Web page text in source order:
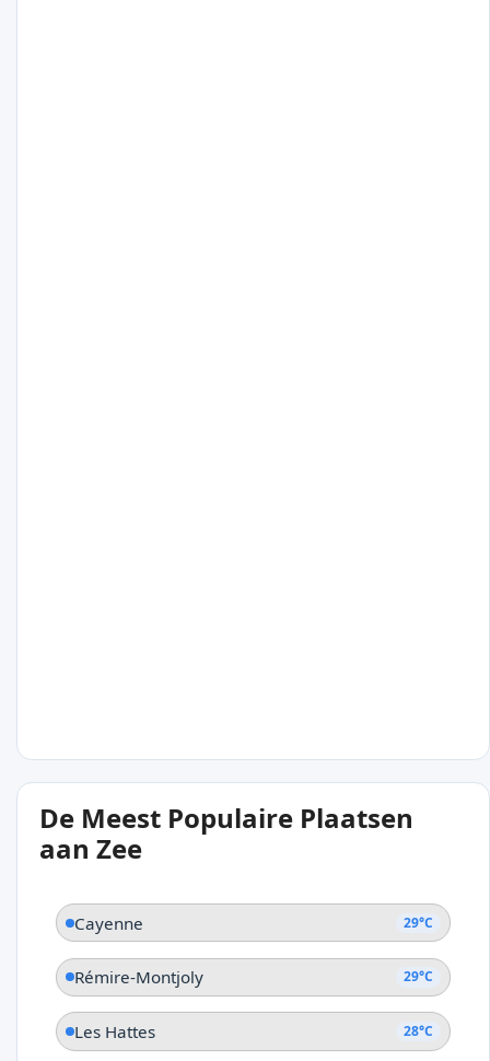
28°C
Kourou
De Meest Populaire Plaatsen
aan Zee
Cayenne 29°C
Rémire-Montjoly 29°C
Les Hattes 28°C